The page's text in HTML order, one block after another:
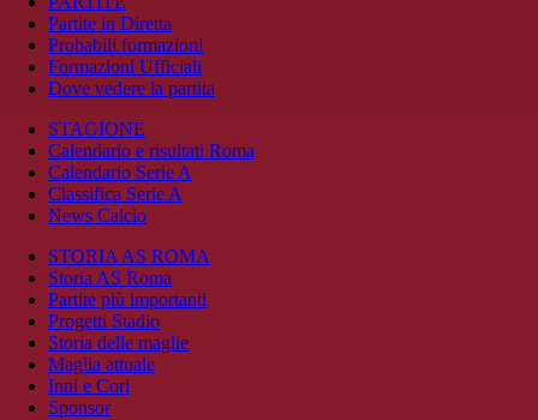
Partite in Diretta
Probabili formazioni
Formazioni Ufficiali
Dove vedere la partita
STAGIONE
Calendario e risultati Roma
Calendario Serie A
Classifica Serie A
News Calcio
STORIA AS ROMA
Storia AS Roma
Partite più importanti
Progetti Stadio
Storia delle maglie
Maglia attuale
Inni e Cori
Sponsor